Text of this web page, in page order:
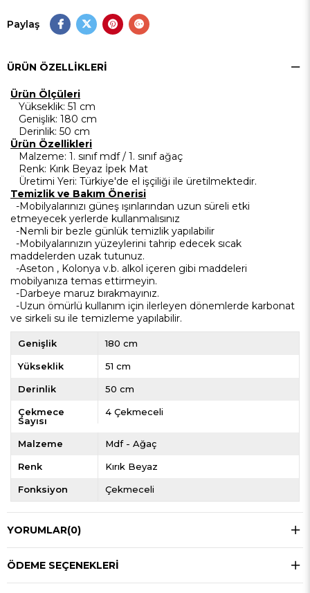
Paylaş
ÜRÜN ÖZELLIKLERI
Ürün Ölçüleri
Yükseklik: 51 cm
Genişlik: 180 cm
Derinlik: 50 cm
Ürün Özellikleri
Malzeme: 1. sınıf mdf / 1. sınıf ağaç
Renk: Kırık Beyaz İpek Mat
Üretimi Yeri: Türkiye'de el işçiliği ile üretilmektedir.
Temizlik ve Bakım Önerisi
-Mobilyalarınızı güneş ışınlarından uzun süreli etki
etmeyecek yerlerde kullanmalısınız
-Nemli bir bezle günlük temizlik yapılabilir
-Mobilyalarınızın yüzeylerini tahrip edecek sıcak
maddelerden uzak tutunuz.
-Aseton , Kolonya v.b. alkol içeren gibi maddeleri
mobilyanıza temas ettirmeyin.
-Darbeye maruz bırakmayınız.
-Uzun ömürlü kullanım için ilerleyen dönemlerde karbonat
ve sirkeli su ile temizleme yapılabilir.
Genişlik 180 cm
Yükseklik 51 cm
Derinlik 50 cm
Çekmece
Sayısı
4 Çekmeceli
Malzeme Mdf - Ağaç
Renk Kırık Beyaz
Fonksiyon Çekmeceli
YORUMLAR(0)
ÖDEME SEÇENEKLERI